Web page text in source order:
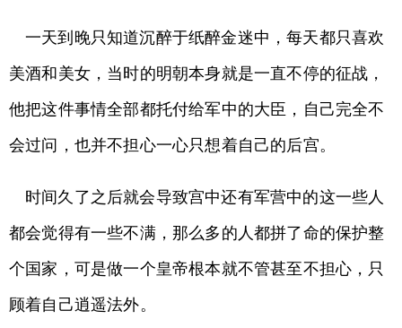
一天到晚只知道沉醉于纸醉金迷中，每天都只喜欢
美酒和美女，当时的明朝本身就是一直不停的征战，
他把这件事情全部都托付给军中的大臣，自己完全不
会过问，也并不担心一心只想着自己的后宫。
时间久了之后就会导致宫中还有军营中的这一些人
都会觉得有一些不满，那么多的人都拼了命的保护整
个国家，可是做一个皇帝根本就不管甚至不担心，只
顾着自己逍遥法外。